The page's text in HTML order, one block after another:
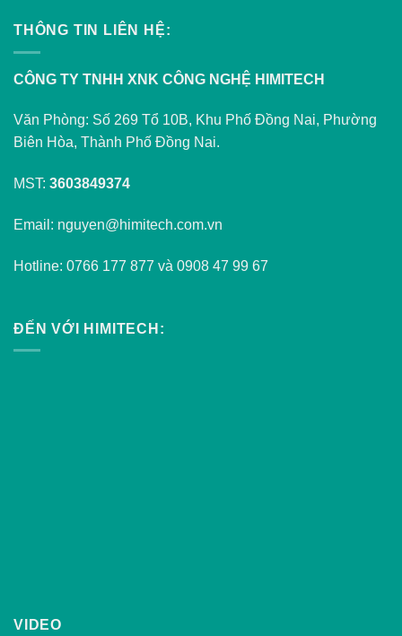
THÔNG TIN LIÊN HỆ:
CÔNG TY TNHH XNK CÔNG NGHỆ HIMITECH
Văn Phòng: Số 269 Tổ 10B, Khu Phố Đồng Nai, Phường
Biên Hòa, Thành Phố Đồng Nai.
MST: 3603849374
Email: nguyen@himitech.com.vn
Hotline: 0766 177 877 và 0908 47 99 67
ĐẾN VỚI HIMITECH:
VIDEO